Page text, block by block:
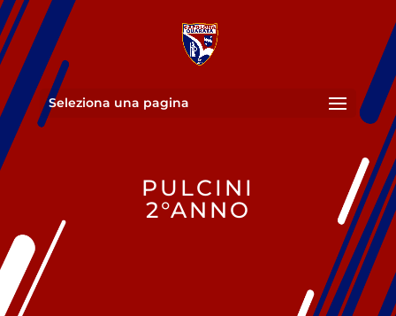
Seleziona una pagina
PULCINI
2°ANNO